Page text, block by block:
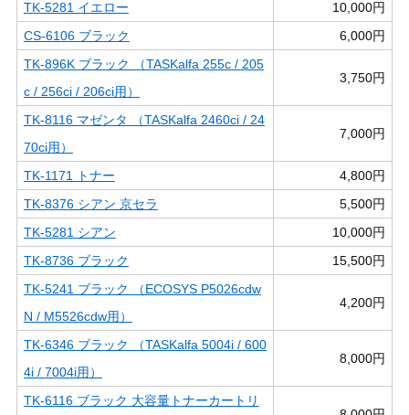
TK-5281 イエロー
10,000円
CS-6106 ブラック
6,000円
TK-896K ブラック （TASKalfa 255c / 205
c / 256ci / 206ci用）
3,750円
TK-8116 マゼンタ （TASKalfa 2460ci / 24
70ci用）
7,000円
TK-1171 トナー
4,800円
TK-8376 シアン 京セラ
5,500円
TK-5281 シアン
10,000円
TK-8736 ブラック
15,500円
TK-5241 ブラック （ECOSYS P5026cdw
N / M5526cdw用）
4,200円
TK-6346 ブラック （TASKalfa 5004i / 600
4i / 7004i用）
8,000円
TK-6116 ブラック 大容量トナーカートリ